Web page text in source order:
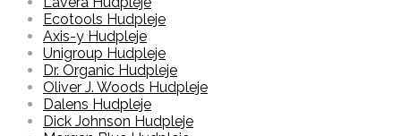
Ecotools Hudpleje
Axis-y Hudpleje
Unigroup Hudpleje
Dr. Organic Hudpleje
Oliver J. Woods Hudpleje
Dalens Hudpleje
Dick Johnson Hudpleje